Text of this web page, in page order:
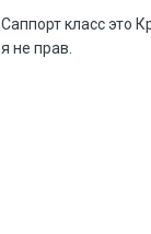
Саппорт класс это
я не прав.